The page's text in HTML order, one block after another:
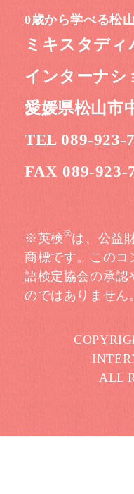
0歳から学べる松
ミキスタディ
インターナシ
愛媛県松山市
TEL 089-923-
FAX 089-923-
※英検®は、公益
商標です。このコ
語検定協会の承認
のではありません
ALL